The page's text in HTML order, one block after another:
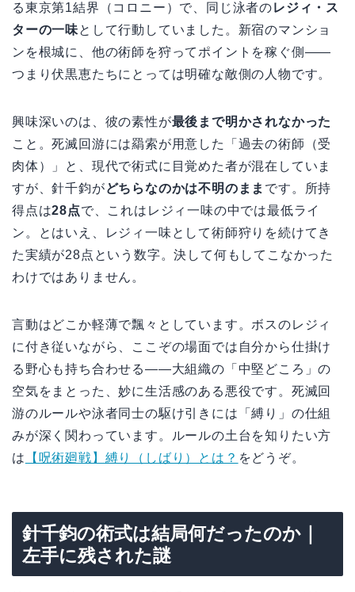
る東京第1結界（コロニー）で、同じ泳者のレジィ・ス
ターの一味として行動していました。新宿のマンショ
ンを根城に、他の術師を狩ってポイントを稼ぐ側——
つまり伏黒恵たちにとっては明確な敵側の人物です。
興味深いのは、彼の素性が最後まで明かされなかった
こと。死滅回游には羂索が用意した「過去の術師（受
肉体）」と、現代で術式に目覚めた者が混在していま
すが、針千鈞がどちらなのかは不明のまま です。所持
得点は28点で、これはレジィ一味の中では最低ライ
ン。とはいえ、レジィ一味として術師狩りを続けてき
た実績が28点という数字。決して何もしてこなかった
わけではありません。
言動はどこか軽薄で飄々としています。ボスのレジィ
に付き従いながら、ここぞの場面では自分から仕掛け
る野心も持ち合わせる——大組織の「中堅どころ」の
空気をまとった、妙に生活感のある悪役です。死滅回
游のルールや泳者同士の駆け引きには「縛り」の仕組
みが深く関わっています。ルールの土台を知りたい方
は
【呪術廻戦】縛り（しばり）とは？ をどうぞ。
針千鈞の術式は結局何だったのか｜
左手に残された謎